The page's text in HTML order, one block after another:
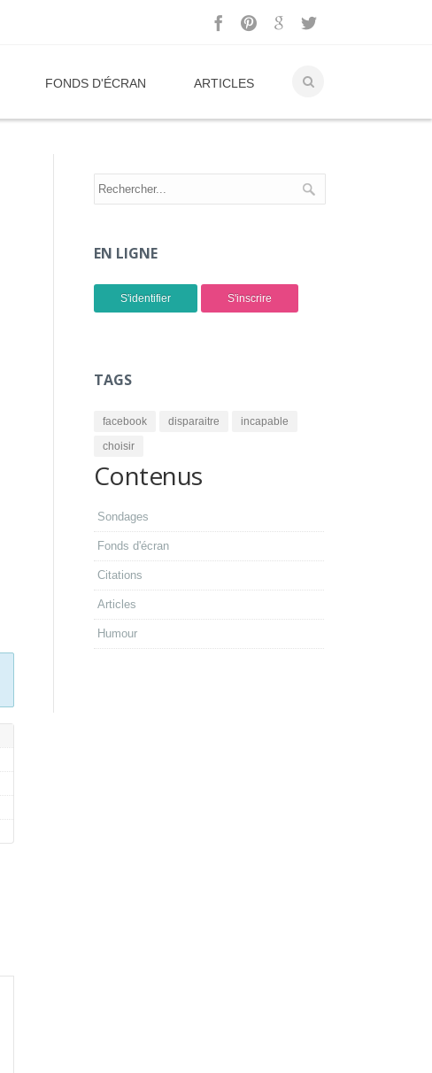
FONDS D'ÉCRAN ARTICLES
EN LIGNE
S'identifier S'inscrire
TAGS
facebook disparaitre
incapable
choisir
Contenus
Sondages
Fonds d'écran
Citations
Articles
Humour